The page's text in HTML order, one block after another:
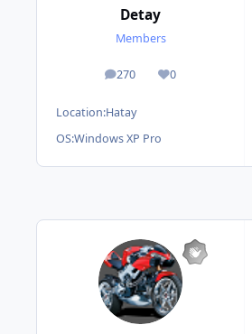
Detay
Members
270
posts 0
Reputation
Location:Hatay
OS:Windows XP Pro